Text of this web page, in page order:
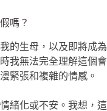
嗎？
的生母，以及即將成為
我無法完全理解這個會
緊張和複雜的情感。
緒化或不安。我想，這